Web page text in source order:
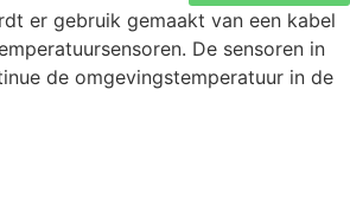
er gebruik gemaakt van een kabel
De sensoren in
de omgevingstemperatuur in de